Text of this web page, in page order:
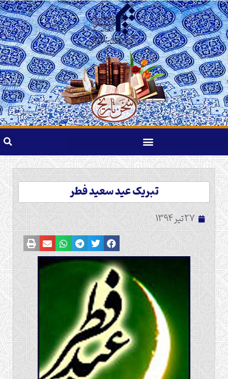
تبریک عید سعید فطر
27 تیر 1394